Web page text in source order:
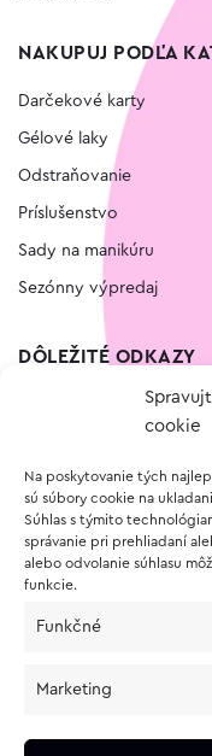
cookie
Na poskytovanie tých
sú súbory cookie na
Súhlas s týmito
správanie pri prehliadaní
alebo odvolanie súhlasu
funkcie.
Funkčné
Marketing
NAKUPUJ PODĽA
Darčekové karty
Gélové laky
Odstraňovanie
Príslušenstvo
Sady na manikúru
Sezónny výpredaj
DÔLEŽITÉ ODKAZY
Vernostný program
O NÁKUPE
Vrátenie a reklamácia